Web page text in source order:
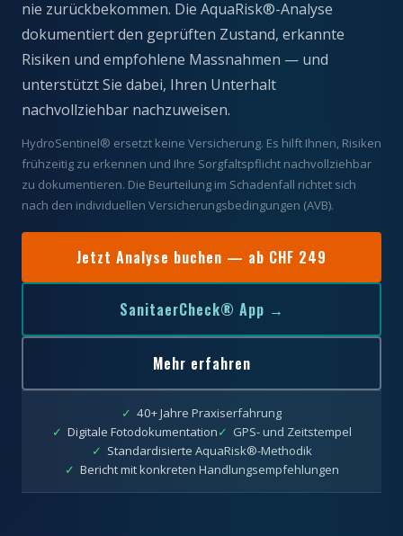
nie zurückbekommen. Die AquaRisk®-Analyse
dokumentiert den geprüften Zustand, erkannte
Risiken und empfohlene Massnahmen — und
unterstützt Sie dabei, Ihren Unterhalt
nachvollziehbar nachzuweisen.
HydroSentinel® ersetzt keine Versicherung. Es hilft Ihnen, Risiken
frühzeitig zu erkennen und Ihre Sorgfaltspflicht nachvollziehbar
zu dokumentieren. Die Beurteilung im Schadenfall richtet sich
nach den individuellen Versicherungsbedingungen (AVB).
Jetzt Analyse buchen — ab CHF 249
SanitaerCheck® App →
Mehr erfahren
✓ 40+ Jahre Praxiserfahrung
✓ Digitale Fotodokumentation✓ GPS- und Zeitstempel
✓ Standardisierte AquaRisk®-Methodik
✓ Bericht mit konkreten Handlungsempfehlungen